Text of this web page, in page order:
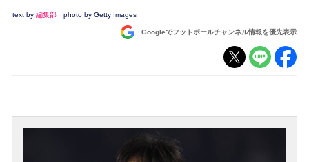
ナショナルチーム
text by 編集部 photo by Getty Images
Googleでフットボールチャンネル情報を優先表示